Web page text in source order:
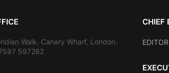
Walk. Canary Wharf, London.
597282
CHIEF